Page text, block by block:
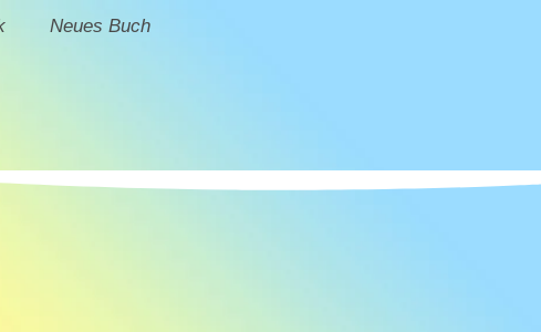
Neues Buch